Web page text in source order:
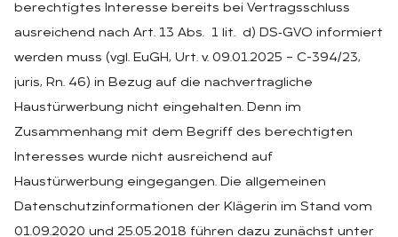
berechtigtes Interesse bereits bei Vertragsschluss
ausreichend nach Art. 13 Abs. 1 lit. d) DS‑GVO informiert
werden muss (vgl. EuGH, Urt. v. 09.01.2025 – C-394/23,
juris, Rn. 46) in Bezug auf die nachvertragliche
Haustürwerbung nicht eingehalten. Denn im
Zusammenhang mit dem Begriff des berechtigten
Interesses wurde nicht ausreichend auf
Haustürwerbung eingegangen. Die allgemeinen
Datenschutzinformationen der Klägerin im Stand vom
01.09.2020 und 25.05.2018 führen dazu zunächst unter